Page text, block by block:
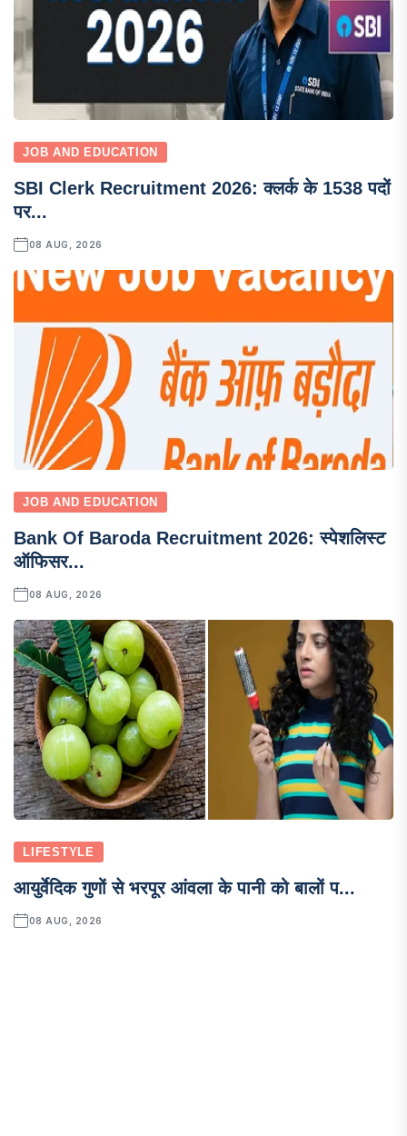
JOB AND EDUCATION
SBI Clerk Recruitment 2026: क्लर्क के 1538 पदों
पर...
08 AUG, 2026
JOB AND EDUCATION
Bank Of Baroda Recruitment 2026: स्पेशलिस्ट
ऑफिसर...
08 AUG, 2026
LIFESTYLE
आयुर्वेदिक गुणों से भरपूर आंवला के पानी को बालों प...
08 AUG, 2026